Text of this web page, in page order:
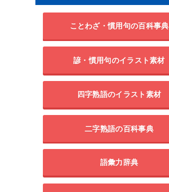
ことわざ・慣用句の百科事典
諺・慣用句のイラスト素材
四字熟語のイラスト素材
二字熟語の百科事典
語彙力辞典